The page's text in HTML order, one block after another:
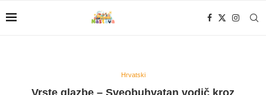
Hrvatski
Vrste glazbe – Sveobuhvatan vodič kroz